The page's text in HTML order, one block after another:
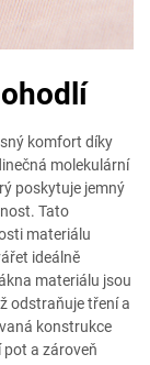
komfort díky
molekulární
poskytuje jemný
Tato
materiálu
ideálně
materiálu jsou
odstraňuje tření a
konstrukce
a zároveň